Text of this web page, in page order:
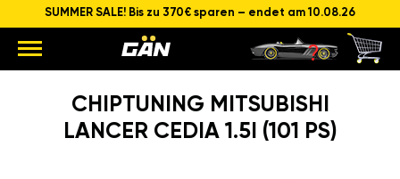
SUMMER SALE! Bis zu 370€ sparen – endet am 10.08.26
CHIPTUNING MITSUBISHI
LANCER CEDIA 1.5I (101 PS)